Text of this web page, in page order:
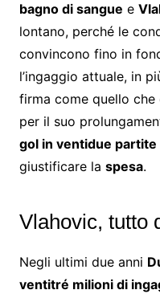
bagno di sangue e
lontano, perché le
convincono fino in
l’ingaggio attuale, in
firma come quello
per il suo
gol in ventidue partite
giustificare la spesa.
Vlahovic, tutto
Negli ultimi due anni
ventitré milioni di